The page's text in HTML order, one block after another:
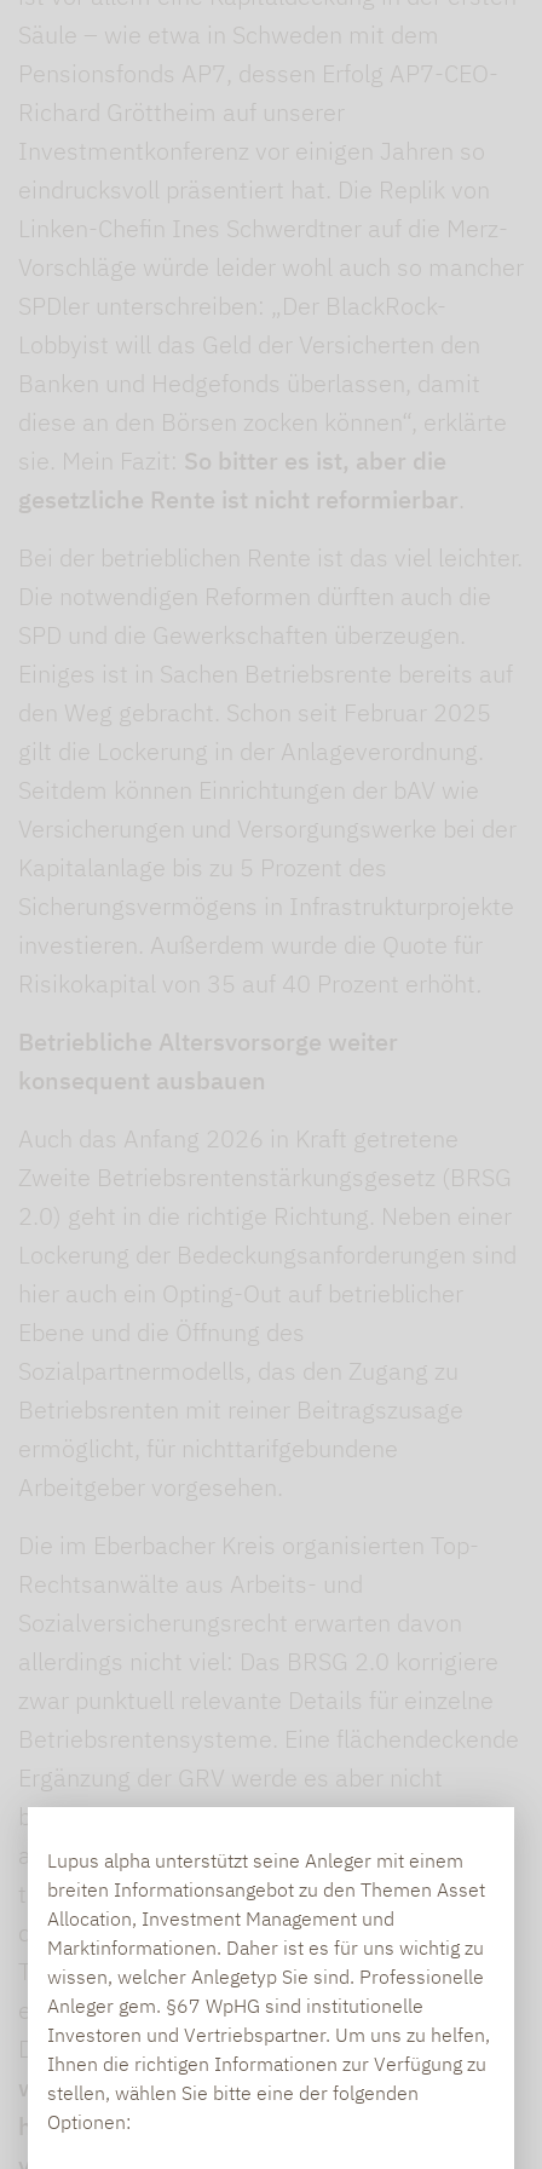
Lupus alpha unterstützt seine Anleger mit einem
breiten Informationsangebot zu den Themen Asset
Allocation, Investment Management und
Marktinformationen. Daher ist es für uns wichtig zu
wissen, welcher Anlegetyp Sie sind. Professionelle
Anleger gem. §67 WpHG sind institutionelle
Investoren und Vertriebspartner. Um uns zu helfen,
Ihnen die richtigen Informationen zur Verfügung zu
stellen, wählen Sie bitte eine der folgenden
Optionen:
Säule – wie etwa in Schweden mit dem
Pensionsfonds AP7, dessen Erfolg AP7-CEO-
Richard Gröttheim auf unserer
Investmentkonferenz vor einigen Jahren so
eindrucksvoll präsentiert hat. Die Replik von
Linken-Chefin Ines Schwerdtner auf die Merz-
Vorschläge würde leider wohl auch so mancher
SPDler unterschreiben: „Der BlackRock-
Lobbyist will das Geld der Versicherten den
Banken und Hedgefonds überlassen, damit
diese an den Börsen zocken können“, erklärte
sie. Mein Fazit: So bitter es ist, aber die
gesetzliche Rente ist nicht reformierbar.
Bei der betrieblichen Rente ist das viel leichter.
Die notwendigen Reformen dürften auch die
SPD und die Gewerkschaften überzeugen.
Einiges ist in Sachen Betriebsrente bereits auf
den Weg gebracht. Schon seit Februar 2025
gilt die Lockerung in der Anlageverordnung.
Seitdem können Einrichtungen der bAV wie
Versicherungen und Versorgungswerke bei der
Kapitalanlage bis zu 5 Prozent des
Sicherungsvermögens in Infrastrukturprojekte
investieren. Außerdem wurde die Quote für
Risikokapital von 35 auf 40 Prozent erhöht.
Betriebliche Altersvorsorge weiter
konsequent ausbauen
Auch das Anfang 2026 in Kraft getretene
Zweite Betriebsrentenstärkungsgesetz (BRSG
2.0) geht in die richtige Richtung. Neben einer
Lockerung der Bedeckungsanforderungen sind
hier auch ein Opting-Out auf betrieblicher
Ebene und die Öffnung des
Sozialpartnermodells, das den Zugang zu
Betriebsrenten mit reiner Beitragszusage
ermöglicht, für nichttarifgebundene
Arbeitgeber vorgesehen.
Die im Eberbacher Kreis organisierten Top-
Rechtsanwälte aus Arbeits- und
Sozialversicherungsrecht erwarten davon
allerdings nicht viel: Das BRSG 2.0 korrigiere
zwar punktuell relevante Details für einzelne
Betriebsrentensysteme. Eine flächendeckende
Ergänzung der GRV werde es aber nicht
bewirken. „Insbesondere die im Gesetz
angelegte Hoffnung, dass sich
tarifungebundene Unternehmen freiwillig
dauerhaft einem Altersversorgungs-
Tarifvertrag unterwerfen, ist schlicht töricht",
erklärte Vereinssprecher Dr. Marco Arteaga.
Dem kann ich nur zustimmen.Bleibt die bAV
weiterhin freiwillig, wird die Chance auf eine
höhere Verbreitung in Deutschland erneut